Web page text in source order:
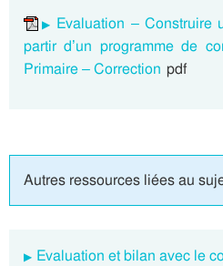
Evaluation – Construire
partir d’un programme de
Primaire – Correction pdf
Autres ressources liées au
Evaluation et bilan avec le